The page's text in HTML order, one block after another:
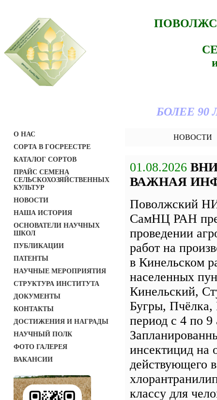
БОЛЕЕ
О НАС
СОРТА В ГОСРЕЕСТРЕ
КАТАЛОГ СОРТОВ
ПРАЙС СЕМЕНА
СЕЛЬСКОХОЗЯЙСТВЕННЫХ
КУЛЬТУР
НОВОСТИ
НАША ИСТОРИЯ
ОСНОВАТЕЛИ НАУЧНЫХ
ШКОЛ
ПУБЛИКАЦИИ
ПАТЕНТЫ
НАУЧНЫЕ МЕРОПРИЯТИЯ
СТРУКТУРА ИНСТИТУТА
ДОКУМЕНТЫ
КОНТАКТЫ
ДОСТИЖЕНИЯ И НАГРАДЫ
НАУЧНЫЙ ПОЛК
ФОТО ГАЛЕРЕЯ
ВАКАНСИИ
НОВОСТИ
01.08.2026
ВАЖНАЯ
Поволжский
СамНЦ РАН
проведении
работ на
в Кинельском
населенных
Кинельский,
Бугры,
период с 4 по 9
инсектицид на
действующего
классу для